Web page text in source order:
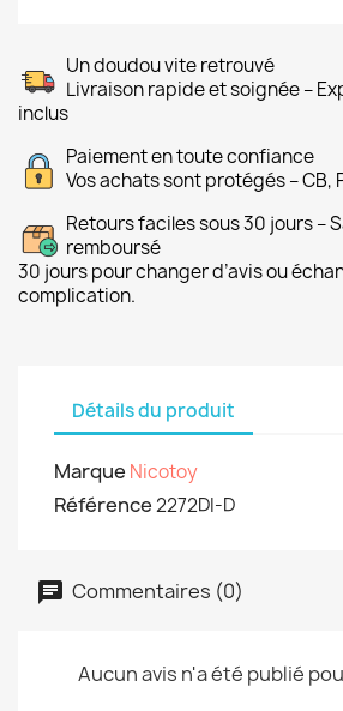
Un doudou vite retrouvé
Livraison rapide et soignée –
inclus
Paiement en toute confiance
Vos achats sont protégés – CB,
Retours faciles sous 30 jours –
remboursé
30 jours pour changer d’avis ou
complication.
Détails du produit
Marque Nicotoy
Référence2272DI-D
Commentaires (0)
Aucun avis n'a été publié